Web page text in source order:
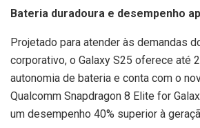
Bateria duradoura e desempenho
Projetado para atender às demandas
corporativo, o Galaxy S25 oferece até
autonomia de bateria e conta com o
Qualcomm Snapdragon 8 Elite for
um desempenho 40% superior à